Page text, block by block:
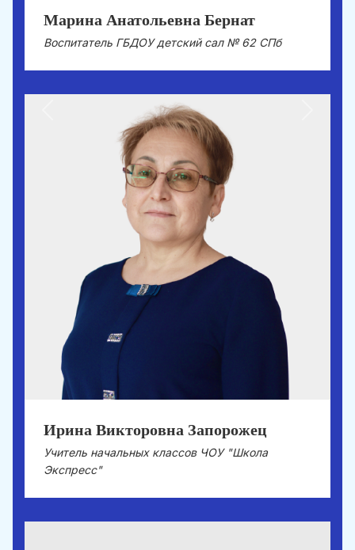
Марина Анатольевна Бернат
Воспитатель ГБДОУ детский сал № 62 СПб
Ирина Викторовна Запорожец
Учитель начальных классов ЧОУ "Школа
Экспресс"